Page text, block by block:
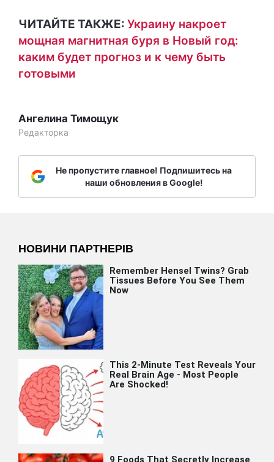
ЧИТАЙТЕ ТАКЖЕ: Украину накроет
мощная магнитная буря в Новый год:
каким будет прогноз и к чему быть
готовыми
Ангелина Тимощук
Редакторка
Не пропустите главное! Подпишитесь на
наши обновления в Google!